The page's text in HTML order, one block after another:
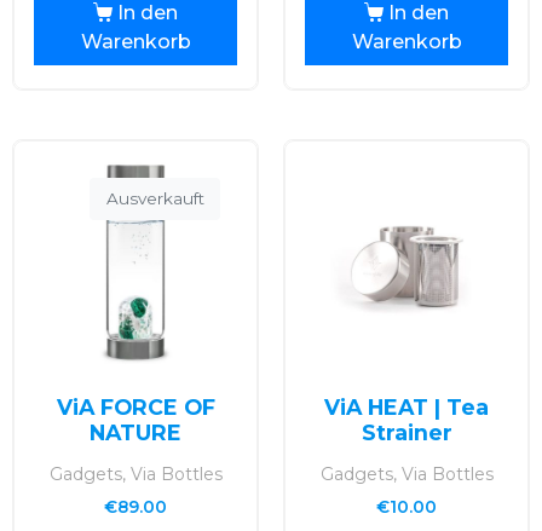
In den
Warenkorb
In den
Warenkorb
Ausverkauft
ViA FORCE OF
NATURE
Gadgets, Via Bottles
€89.00
ViA HEAT | Tea
Strainer
Gadgets, Via Bottles
€10.00